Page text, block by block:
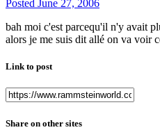
Posted June 27, 2006
bah moi c'est parcequ'il n'y avait
alors je me suis dit allé on va voir
Link to post
Share on other sites